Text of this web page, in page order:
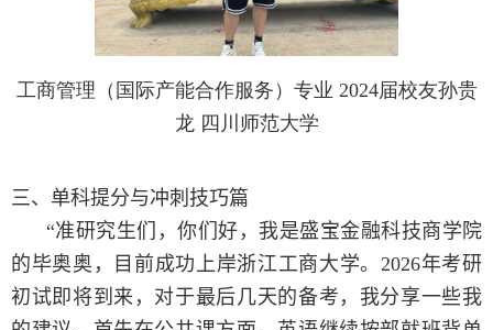
工商管理（国际产能合作服务）专业 2024届校友孙贵
龙 四川师范大学
三、单科提分与冲刺技巧篇
“准研究生们，你们好，我是盛宝金融科技商学院
的毕奥奥，目前成功上岸浙江工商大学。 2026年考研
初试即将到来，对于最后几天的备考，我分享一些我